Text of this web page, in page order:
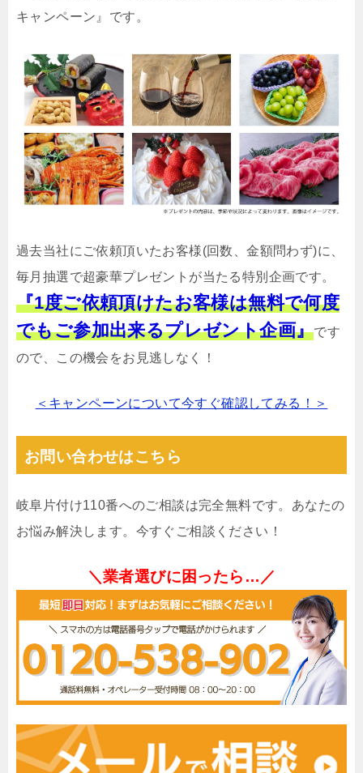
キャンペーン』です。
過去当社にご依頼頂いたお客様(回数、金額問わず)に、
毎月抽選で超豪華プレゼントが当たる特別企画です。
『1度ご依頼頂けたお客様は無料で何度
でもご参加出来るプレゼント企画』です
ので、この機会をお見逃しなく！
＜キャンペーンについて今すぐ確認してみる！＞
お問い合わせはこちら
岐阜片付け110番へのご相談は完全無料です。あなたの
お悩み解決します。今すぐご相談ください！
＼業者選びに困ったら…／